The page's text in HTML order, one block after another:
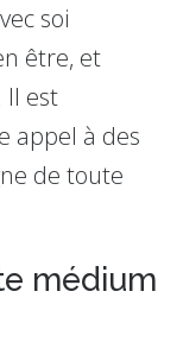
soi
être, et
Il est
appel à des
de toute
médium